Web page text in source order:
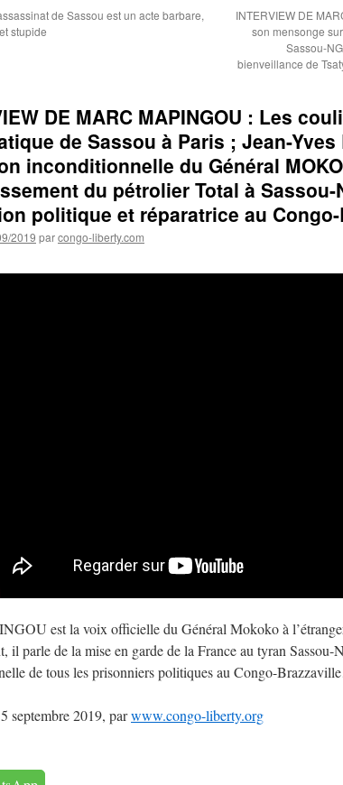
de Sassou est un acte barbare,
stupide
INTERVIEW DE
son mensonge
Sassou-
bienveillance de
DE MARC MAPINGOU : Les
de Sassou à Paris ; Jean-Yves
inconditionnelle du Général
du pétrolier Total à
politique et réparatrice au
2019 parcongo-liberty.com
est la voix officielle du Général Mokoko à
il parle de la mise en garde de la France au tyran Sassou-
de tous les prisonniers politiques au Congo-
septembre 2019, parwww.congo-liberty.org